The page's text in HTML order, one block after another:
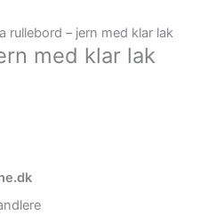
rullebord – jern med klar lak
med klar lak